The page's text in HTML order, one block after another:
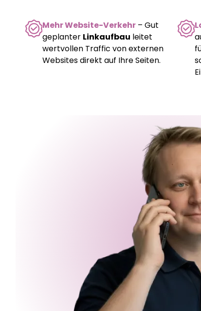
Mehr Website-Verkehr – Gut
geplanter Linkaufbau leitet
wertvollen Traffic von externen
Websites direkt auf Ihre Seiten.